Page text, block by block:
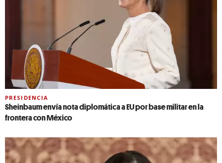
PRESIDENCIA
Sheinbaum envía nota diplomática a EU por base militar en la
frontera con México